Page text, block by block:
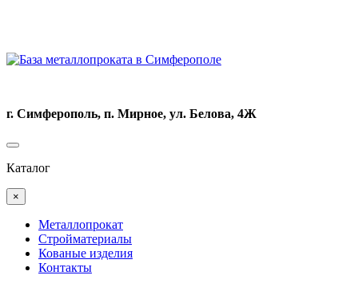
г. Симферополь, п. Мирное, ул. Белова, 4Ж
Каталог
×
Металлопрокат
Стройматериалы
Кованые изделия
Контакты